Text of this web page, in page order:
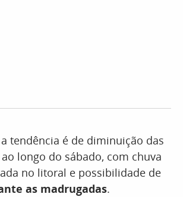
tendência é de diminuição das
longo do sábado, com chuva
no litoral e possibilidade de
as madrugadas.